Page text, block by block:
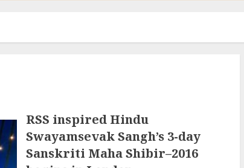
RSS inspired Hindu
Swayamsevak Sangh’s 3-day
Sanskriti Maha Shibir–2016